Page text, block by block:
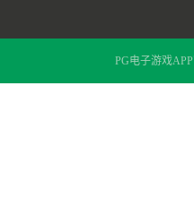
PG电子游戏